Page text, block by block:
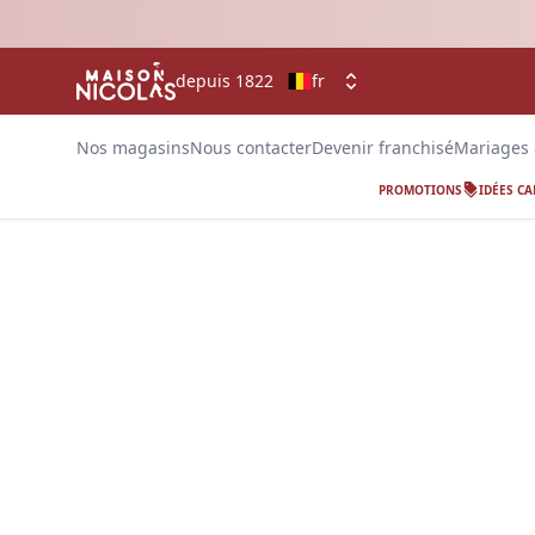
depuis 1822 fr
Nos magasinsNous contacterDevenir franchiséMariages
PROMOTIONS IDÉES